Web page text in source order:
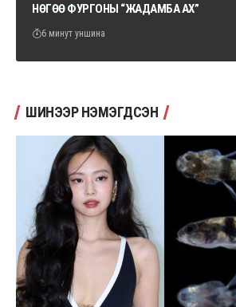
НӨГӨӨ ФУРГОНЫ “ЖАДАМБА АХ”
6 минут уншина
ШИНЭЭР НЭМЭГДСЭН